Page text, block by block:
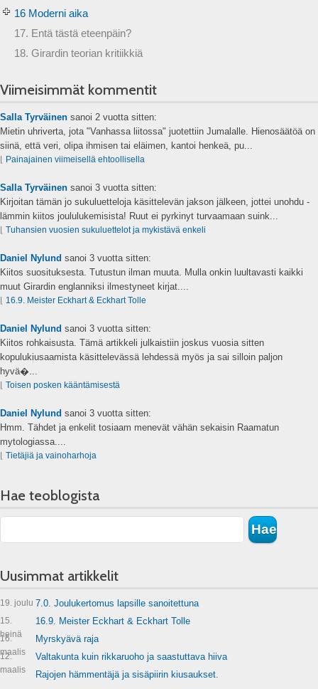
16 Moderni aika
17. Entä tästä eteenpäin?
18. Girardin teorian kritiikkiä
Viimeisimmät kommentit
Salla Tyrväinen sanoi 2 vuotta sitten:
Mietin uhriverta, jota "Vanhassa liitossa" juotettiin Jumalalle. Hienosäätöä on
siinä, että veri, olipa ihmisen tai eläimen, kantoi henkeä, pu...
⌊ Painajainen viimeisellä ehtoollisella
Salla Tyrväinen sanoi 3 vuotta sitten:
Kirjoitan tämän jo sukuluetteloja käsittelevän jakson jälkeen, jottei unohdu -
lämmin kiitos joululukemisista! Ruut ei pyrkinyt turvaamaan suink...
⌊ Tuhansien vuosien sukuluettelot ja mykistävä enkeli
Daniel Nylund sanoi 3 vuotta sitten:
Kiitos suosituksesta. Tutustun ilman muuta. Mulla onkin luultavasti kaikki
muut Girardin englanniksi ilmestyneet kirjat....
⌊ 16.9. Meister Eckhart & Eckhart Tolle
Daniel Nylund sanoi 3 vuotta sitten:
Kiitos rohkaisusta. Tämä artikkeli julkaistiin joskus vuosia sitten
kopulukiusaamista käsittelevässä lehdessä myös ja sai silloin paljon
hyvä�...
⌊ Toisen posken kääntämisestä
Daniel Nylund sanoi 3 vuotta sitten:
Hmm. Tähdet ja enkelit tosiaam menevät vähän sekaisin Raamatun
mytologiassa....
⌊ Tietäjiä ja vainoharhoja
Hae teoblogista
Uusimmat artikkelit
19. joulu 7.0. Joulukertomus lapsille sanoitettuna
15.
heinä
16.9. Meister Eckhart & Eckhart Tolle
16.
maalis
Myrskyävä raja
12.
maalis
Valtakunta kuin rikkaruoho ja saastuttava hiiva
Rajojen hämmentäjä ja sisäpiirin kiusaukset.